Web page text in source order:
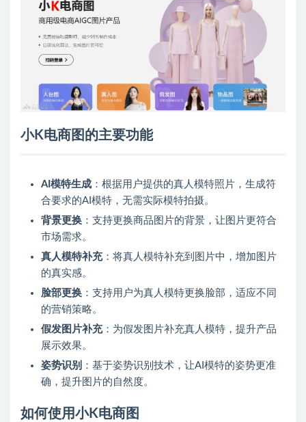
小K电商图的主要功能
AI模特生成 ：根据用户提供的真人模特照片，生成符
合要求的AI模特，无需实际模特拍摄。
背景更换 ：支持更换商品图片的背景，让图片更符合
市场需求。
真人模特补充：将真人模特补充到图片中，增加图片
的真实感。
脸部更换 ：支持用户为真人模特更换脸部，适应不同
的营销策略。
假发图片补充：为假发图片补充真人模特，提升产品
展示效果。
姿势识别 ：基于姿势识别技术，让AI模特的姿势更准
确，提升图片的自然度。
如何使用小K电商图